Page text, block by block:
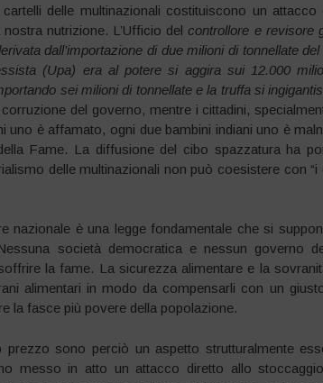
delle multinazionali costituiscono un attacco
nutrizione. L’Ufficio delcontrollore e revisore
dall’importazione di due milioni di tonnellate
(Upa) era al potere si aggira sui 12.000
sei milioni di tonnellate e la truffa si
del governo, mentre i cittadini,
è affamato, ogni due bambini indiani uno è
Fame. La diffusione del cibo spazzatura ha
delle multinazionali non può coesistere con “i
nazionale è una legge fondamentale che si
società democratica e nessun governo
la fame. La sicurezza alimentare e la
alimentari in modo da compensarli con un
la fasce più povere della popolazione.
sono perciò un aspetto strutturalmente
messo in atto un attacco diretto allo